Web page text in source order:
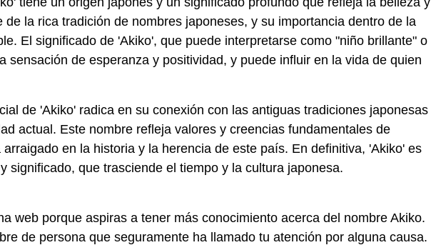
de la rica tradición de nombres japoneses, y su importancia dentro de la
El significado de 'Akiko', que puede interpretarse como "niño brillante" o
sensación de esperanza y positividad, y puede influir en la vida de quien
de 'Akiko' radica en su conexión con las antiguas tradiciones japonesas
actual. Este nombre refleja valores y creencias fundamentales de
en la historia y la herencia de este país. En definitiva, 'Akiko' es
significado, que trasciende el tiempo y la cultura japonesa.
web porque aspiras a tener más conocimiento acerca del nombre Akiko.
de persona que seguramente ha llamado tu atención por alguna causa.